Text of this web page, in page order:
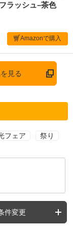
ラッシュ–茶色
Amazonで購入
見る
フェア 祭り
件変更